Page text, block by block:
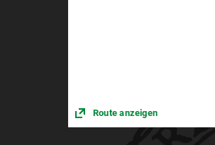
Route anzeigen